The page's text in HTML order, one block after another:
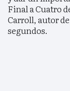
Final a Cuatro
Carroll, autor
segundos.